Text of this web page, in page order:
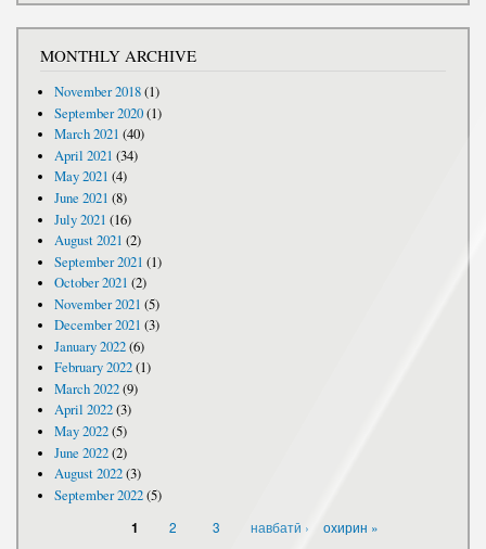
MONTHLY ARCHIVE
November 2018(1)
September 2020(1)
March 2021 (40)
April 2021 (34)
May 2021 (4)
June 2021 (8)
July 2021 (16)
August 2021 (2)
September 2021 (1)
October 2021 (2)
November 2021 (5)
December 2021 (3)
January 2022(6)
February 2022(1)
March 2022(9)
April 2022(3)
May 2022(5)
June 2022(2)
August 2022(3)
September 2022(5)
1 2 3 навбатӣ › охирин »